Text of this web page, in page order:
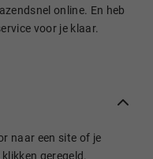
online. En heb
voor je klaar.
naar een site of je
geregeld.